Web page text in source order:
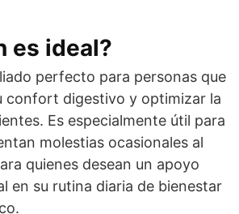
es ideal?
perfecto para personas que
confort digestivo y optimizar la
Es especialmente útil para
molestias ocasionales al
quienes desean un apoyo
en su rutina diaria de bienestar